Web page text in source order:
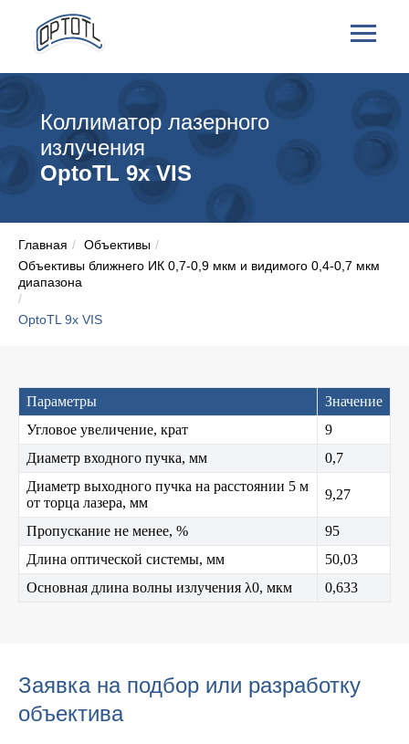
Коллиматор лазерного
излучения
OptoTL 9х VIS
Главная / Объективы /
Объективы ближнего ИК 0,7-0,9 мкм и видимого 0,4-0,7 мкм
диапазона
/
OptoTL 9х VIS
Параметры
Значение
Угловое увеличение, крат
9
Диаметр входного пучка, мм
0,7
Диаметр выходного пучка на расстоянии 5 м
от торца лазера, мм
9,27
Пропускание не менее, %
95
Длина оптической системы, мм
50,03
Основная длина волны излучения λ0, мкм
0,633
Заявка на подбор или разработку
объектива